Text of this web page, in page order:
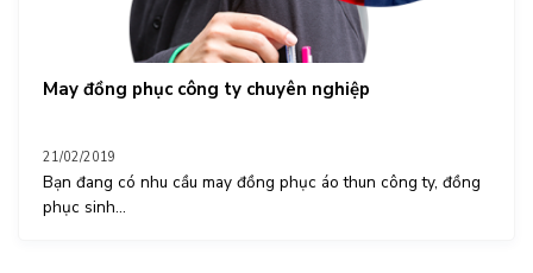
May đồng phục công ty chuyên nghiệp
21/02/2019
Bạn đang có nhu cầu may đồng phục áo thun công ty, đồng
phục sinh...